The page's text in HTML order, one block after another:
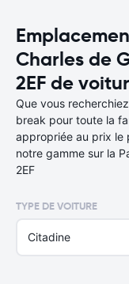
Charles de
2EF de
Que vous
break pour toute la
appropriée au prix le
notre gamme sur la
2EF
TYPE DE VOITURE
Citadine